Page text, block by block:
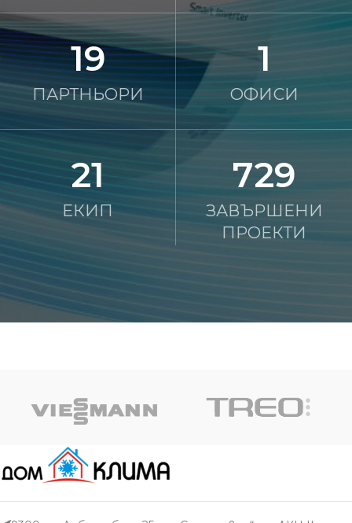
19
ПАРТНЬОРИ
1
ОФИСИ
21
ЕКИП
750
ЗАВЪРШЕНИ
ПРОЕКТИ